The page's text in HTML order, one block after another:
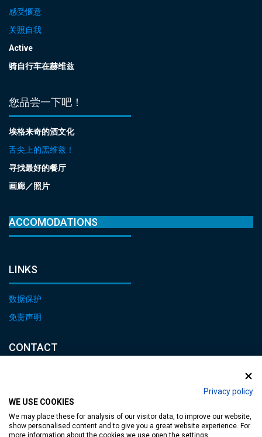
Privacy policy
WE USE COOKIES
We may place these for analysis of our visitor data, to improve our website,
show personalised content and to give you a great website experience. For
more information about the cookies we use open the settings.
感受惬意
关照自我
Active
骑自行车在赫维兹
您品尝一下吧！
埃格来奇的酒文化
舌尖上的黑维兹！
寻找最好的餐厅
画廊／照片
ACCOMODATIONS
LINKS
数据保护
免责声明
CONTACT
Phone:
+36 83 540 131